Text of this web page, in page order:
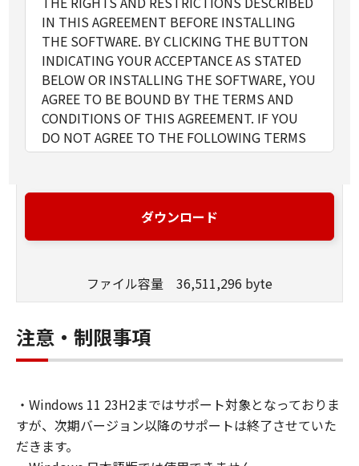
IN THIS AGREEMENT BEFORE INSTALLING
THE SOFTWARE. BY CLICKING THE BUTTON
INDICATING YOUR ACCEPTANCE AS STATED
BELOW OR INSTALLING THE SOFTWARE, YOU
AGREE TO BE BOUND BY THE TERMS AND
CONDITIONS OF THIS AGREEMENT. IF YOU
DO NOT AGREE TO THE FOLLOWING TERMS
AND CONDITIONS OF THIS AGREEMENT, DO
1. GRANT OF LICENSE
Canon grants you a personal, limited and non-
SOFTWARE solely for the use with Products
connected to the Products (the "Designated
Computer").
You may allow other users of other
Computer to use the SOFTWARE, provided
that you must assure that all such users shall
abide by the terms of this Agreement and
ダウンロード
ファイル容量 36,511,296 byte
注意・制限事項
・Windows 11 23H2まではサポート対象となっておりま
すが、次期バージョン以降のサポートは終了させていた
だきます。